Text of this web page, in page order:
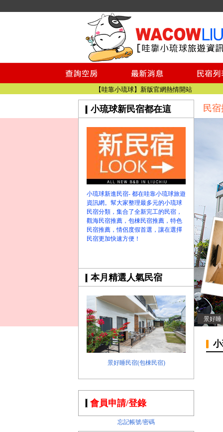
小琉球民宿空房
小琉球民宿
小琉球民宿推薦
【小琉球民宿特約】東港停車場!!看這邊
小琉球民宿 最完整的旅遊資訊都在這
【哇靠小琉球】新版官網熱情開站
【哇靠小琉球粉絲團】即時動態!!
小琉球民宿空房
小琉球民宿
小琉球民宿推薦
【小琉球民宿特約】東港停車場!!看這邊
小琉球民宿 最完整的旅遊資訊都在這
【哇靠小琉球粉絲團】即時動態!!
小琉球新民宿都在這
小琉球新進民宿- 都在哇靠小琉球旅遊
資訊網。幫大家整理最多元的小琉球
民宿分類，集合了全新完工的民宿，
觀海民宿推薦，包棟民宿推薦，特色
民宿推薦，情侶度假首選，讓在選擇
民宿更加快速方便！
本月精選人氣民宿
景好睡民宿(包棟民宿)
景好睡
民
會員申請/登錄
忘記帳號/密碼